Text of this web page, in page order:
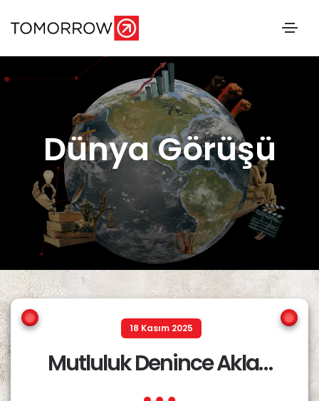
Dünya Görüşü
18 Kasım 2025
Mutluluk Denince Akla…